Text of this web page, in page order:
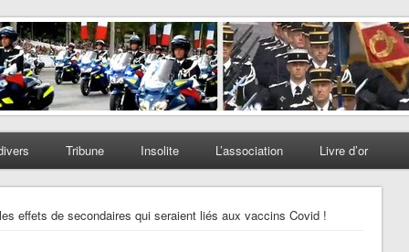
Tribune Insolite L’association Livre d’or
effets de secondaires qui seraient liés aux vaccins Covid !